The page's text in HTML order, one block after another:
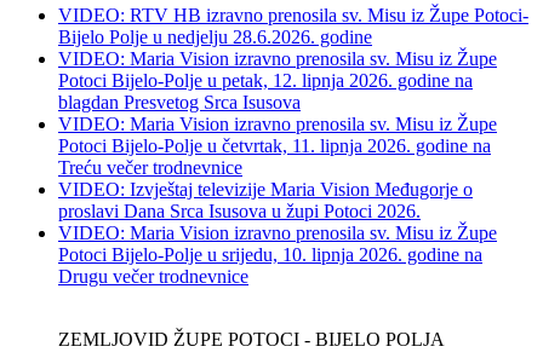
VIDEO: RTV HB izravno prenosila sv. Misu iz Župe Potoci-
Bijelo Polje u nedjelju 28.6.2026. godine
VIDEO: Maria Vision izravno prenosila sv. Misu iz Župe
Potoci Bijelo-Polje u petak, 12. lipnja 2026. godine na
blagdan Presvetog Srca Isusova
VIDEO: Maria Vision izravno prenosila sv. Misu iz Župe
Potoci Bijelo-Polje u četvrtak, 11. lipnja 2026. godine na
Treću večer trodnevnice
VIDEO: Izvještaj televizije Maria Vision Međugorje o
proslavi Dana Srca Isusova u župi Potoci 2026.
VIDEO: Maria Vision izravno prenosila sv. Misu iz Župe
Potoci Bijelo-Polje u srijedu, 10. lipnja 2026. godine na
Drugu večer trodnevnice
ZEMLJOVID ŽUPE POTOCI - BIJELO POLJA